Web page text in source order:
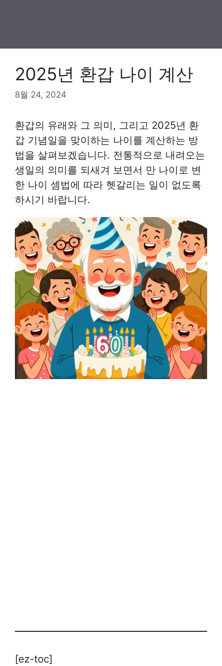
2025년 환갑 나이 계산
8월 24, 2024
환갑의 유래와 그 의미, 그리고 2025년 환
갑 기념일을 맞이하는 나이를 계산하는 방
법을 살펴보겠습니다. 전통적으로 내려오는
생일의 의미를 되새겨 보면서 만 나이로 변
한 나이 셈법에 따라 헷갈리는 일이 없도록
하시기 바랍니다.
[ez-toc]